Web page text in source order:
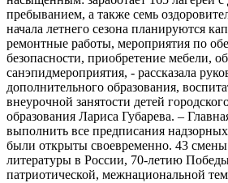
пребыванием, а также семь
начала летнего сезона планируются
ремонтные работы, мероприятия по
безопасности, приобретение мебели,
санэпидмероприятия, - рассказала
дополнительного образования,
внеурочной занятости детей
образования Лариса Губарева. –
выполнить все предписания
были открыты своевременно. 43
литературы в России, 70-летию
патриотической, межнациональной